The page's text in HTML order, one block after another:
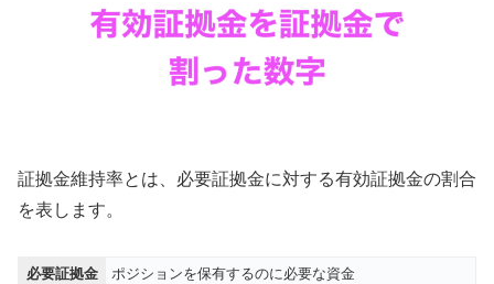
証拠金維持率とは、必要証拠金に対する有効証拠金の割合
を表します。
必要証拠金
ポジションを保有するのに必要な資金